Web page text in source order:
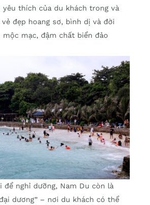
yêu thích của du khách trong và
đẹp hoang sơ, bình dị và đời
mộc mạc, đậm chất biển đảo
để nghỉ dưỡng, Nam Du còn là
dương” – nơi du khách có thể